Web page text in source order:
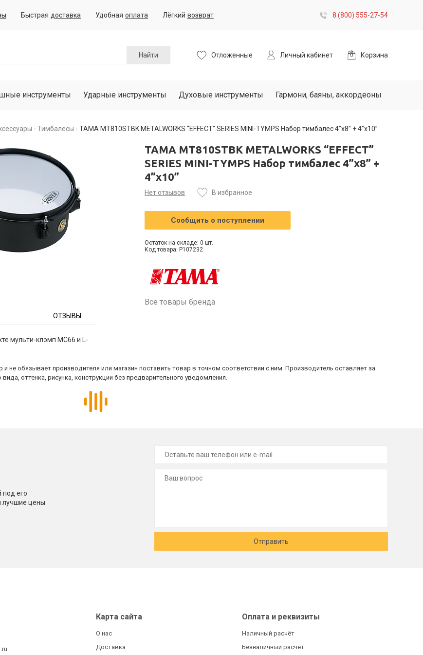
Быстрая доставка Удобная оплата Лёгкий возврат 8 (800) 555-27-54
Найти Отложенные Личный кабинет Корзина
инструменты Ударные инструменты Духовые инструменты Гармони, баяны, аккордеоны
Тимбалесы TAMA MT810STBK METALWORKS “EFFECT” SERIES MINI-TYMPS Набор тимбалес 4”x8” + 4”x10”
ОТЗЫВЫ
мульти-клэмп MC66 и L-
TAMA MT810STBK METALWORKS “EFFECT”
SERIES MINI-TYMPS Набор тимбалес 4”x8” +
4”x10”
Нет отзывов В избранное
Сообщить о поступлении
Остаток на складе: 0 шт.
Код товара: P107232
Все товары бренда
не обязывает производителя или магазин поставить товар в точном соответствии с ним. Производитель оставляет за
оттенка, рисунка, конструкции без предварительного уведомления.
его
лучшие цены
Отправить
Карта сайта
О нас
Доставка
Оплата и реквизиты
Наличный расчёт
Безналичный расчёт